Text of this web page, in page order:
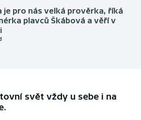
je pro nás velká prověrka, říká
plavců Škábová a věří v
svět vždy u sebe i na